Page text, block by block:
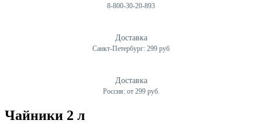
8-800-30-20-893
Доставка
Санкт-Петербург: 299 руб
Доставка
Россия: от 299 руб.
Чайники 2 л